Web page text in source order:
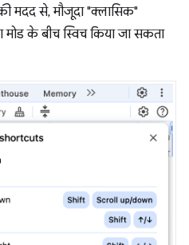
मदद से, मौजूदा "क्लासिक"
मोड के बीच स्विच किया जा सकता